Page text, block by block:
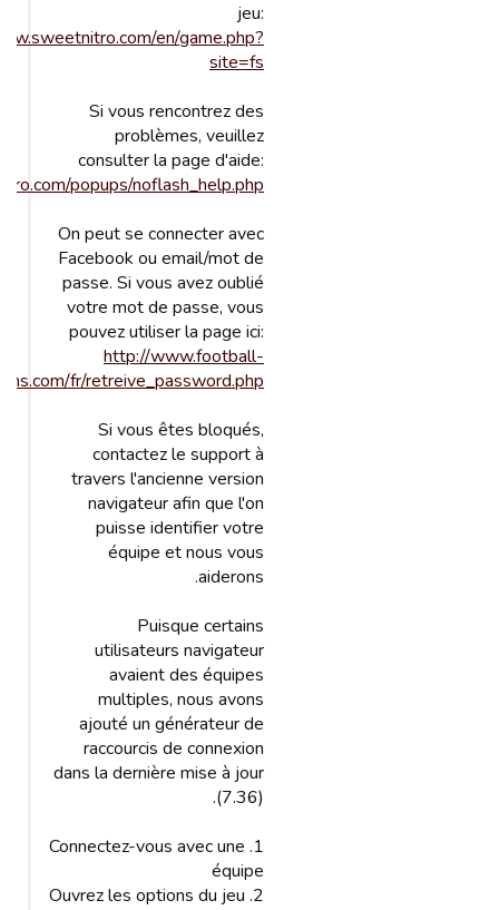
jeu:
en/game.php?
site=fs
Si vous rencontrez des
problèmes, veuillez
consulter la page d'aide:
popups/noflash_help.php
On peut se connecter avec
Facebook ou email/mot de
passe. Si vous avez oublié
votre mot de passe, vous
pouvez utiliser la page ici:
http://www.football-
fr/retreive_password.php
Si vous êtes bloqués,
contactez le support à
travers l'ancienne version
navigateur afin que l'on
puisse identifier votre
équipe et nous vous
aiderons.
Puisque certains
utilisateurs navigateur
avaient des équipes
multiples, nous avons
ajouté un générateur de
raccourcis de connexion
dans la dernière mise à jour
(7.36).
1. Connectez-vous avec une
équipe
2. Ouvrez les options du jeu